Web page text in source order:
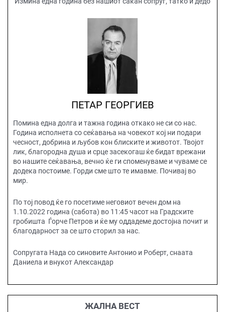
ПЕТАР ГЕОРГИЕВ
Помина една долга и тажна година откако не си со нас.
Година исполнета со сеќавања на човекот кој ни подари
чесност, добрина и љубов кон блиските и животот. Твојот
лик, благородна душа и срце засекогаш ќе бидат врежани
во нашите сеќавања, вечно ќе ги споменуваме и чуваме се
додека постоиме. Горди сме што те имавме. Почивај во
мир.
По тој повод ќе го посетиме неговиот вечен дом на
1.10.2022 година (сабота) во 11:45 часот на Градските
гробишта Ѓорче Петров и ќе му оддадеме достојна почит и
благодарност за се што сторил за нас.
Сопругата Нада со синовите Антонио и Роберт, снаата
Даниела и внукот Александар
ЖАЛНА ВЕСТ